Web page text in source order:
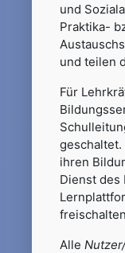
und
Praktika-
und teilen
Für
ihren
Dienst des
Alle